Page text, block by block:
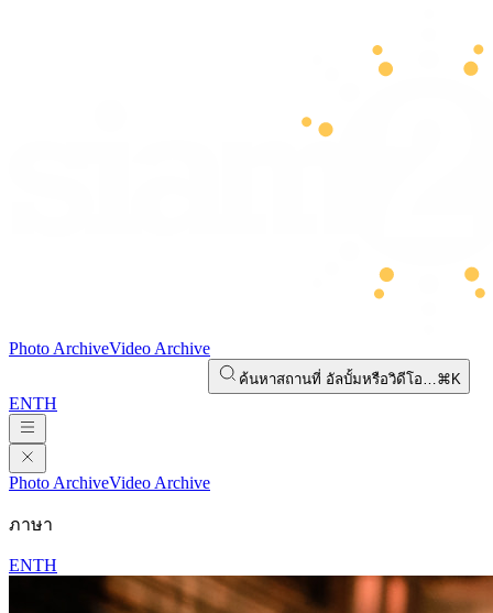
Photo ArchiveVideo Archive
ค้นหาสถานที่ อัลบั้มหรือวิดีโอ…⌘K
ENTH
Photo ArchiveVideo Archive
ภาษา
ENTH